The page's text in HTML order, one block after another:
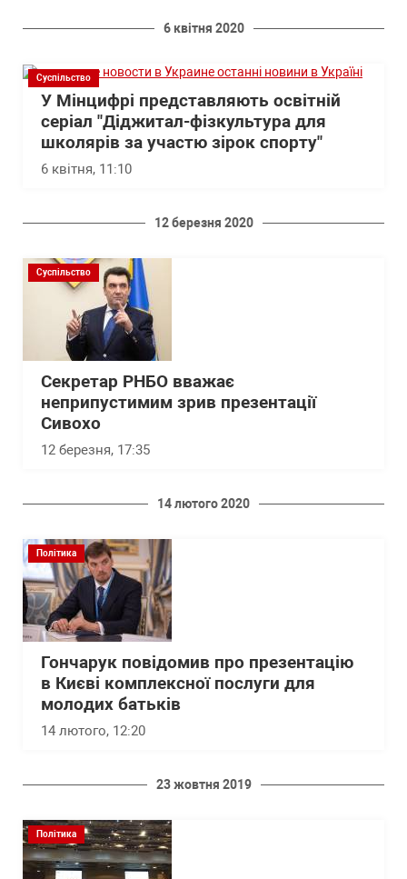
6 квітня 2020
Суспільство
У Мінцифрі представляють освітній
серіал "Діджитал-фізкультура для
школярів за участю зірок спорту"
6 квітня, 11:10
12 березня 2020
Суспільство
Секретар РНБО вважає
неприпустимим зрив презентації
Сивохо
12 березня, 17:35
14 лютого 2020
Політика
Гончарук повідомив про презентацію
в Києві комплексної послуги для
молодих батьків
14 лютого, 12:20
23 жовтня 2019
Політика